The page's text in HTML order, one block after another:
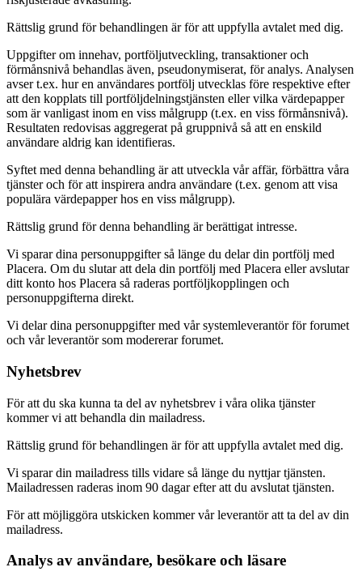
Rättslig grund för behandlingen är för att uppfylla avtalet med dig.
Uppgifter om innehav, portföljutveckling, transaktioner och
förmånsnivå behandlas även, pseudonymiserat, för analys. Analysen
avser t.ex. hur en användares portfölj utvecklas före respektive efter
att den kopplats till portföljdelningstjänsten eller vilka värdepapper
som är vanligast inom en viss målgrupp (t.ex. en viss förmånsnivå).
Resultaten redovisas aggregerat på gruppnivå så att en enskild
användare aldrig kan identifieras.
Syftet med denna behandling är att utveckla vår affär, förbättra våra
tjänster och för att inspirera andra användare (t.ex. genom att visa
populära värdepapper hos en viss målgrupp).
Rättslig grund för denna behandling är berättigat intresse.
Vi sparar dina personuppgifter så länge du delar din portfölj med
Placera. Om du slutar att dela din portfölj med Placera eller avslutar
ditt konto hos Placera så raderas portföljkopplingen och
personuppgifterna direkt.
Vi delar dina personuppgifter med vår systemleverantör för forumet
och vår leverantör som modererar forumet.
Nyhetsbrev
För att du ska kunna ta del av nyhetsbrev i våra olika tjänster
kommer vi att behandla din mailadress.
Rättslig grund för behandlingen är för att uppfylla avtalet med dig.
Vi sparar din mailadress tills vidare så länge du nyttjar tjänsten.
Mailadressen raderas inom 90 dagar efter att du avslutat tjänsten.
För att möjliggöra utskicken kommer vår leverantör att ta del av din
mailadress.
Analys av användare, besökare och läsare